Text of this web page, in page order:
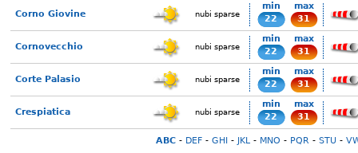
Corno Giovine nubi sparse
min
22
max
31
Cornovecchio nubi sparse
min
22
max
31
Corte Palasio nubi sparse
min
22
max
31
Crespiatica nubi sparse
min
22
max
31
ABC- DEF- GHI- JKL- MNO - PQR - STU -